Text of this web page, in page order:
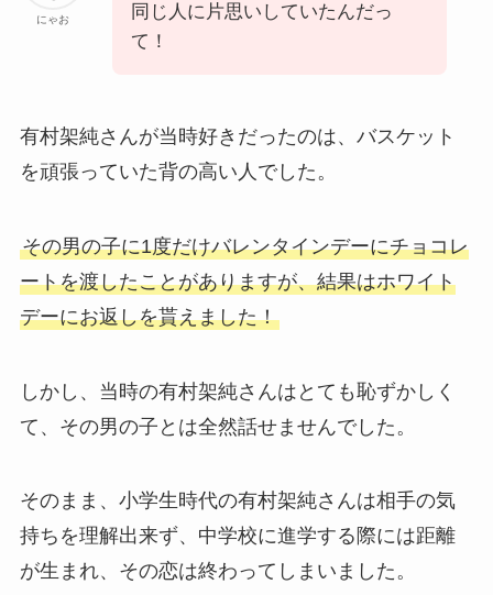
にゃお
同じ人に片思いしていたんだっ
て！
有村架純さんが当時好きだったのは、バスケット
を頑張っていた背の高い人でした。
その男の子に1度だけバレンタインデーにチョコレ
ートを渡したことがありますが、結果はホワイト
デーにお返しを貰えました！
しかし、当時の有村架純さんはとても恥ずかしく
て、その男の子とは全然話せませんでした。
そのまま、小学生時代の有村架純さんは相手の気
持ちを理解出来ず、中学校に進学する際には距離
が生まれ、その恋は終わってしまいました。